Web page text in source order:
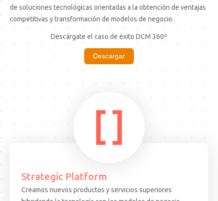
de soluciones tecnológicas orientadas a la obtención de ventajas
competitivas y transformación de modelos de negocio.
Descárgate el caso de éxito DCM 360º
Descargar
Strategic Platform
Creamos nuevos productos y servicios superiores
ARTICULO 15.08.25